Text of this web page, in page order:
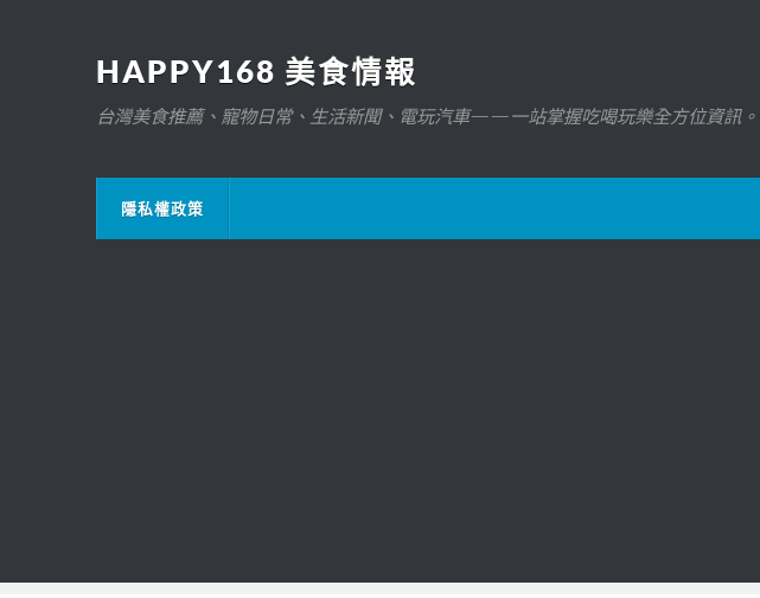
HAPPY168 美食情報
台灣美食推薦、寵物日常、生活新聞、電玩汽車——一站掌握吃喝玩樂全方位資訊。
隱私權政策